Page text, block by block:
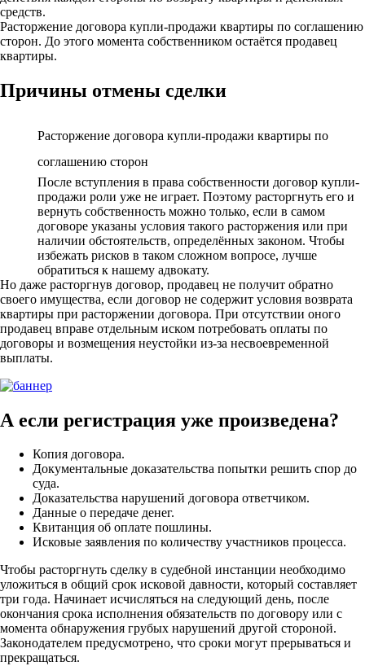
средств.
Расторжение договора купли-продажи квартиры по соглашению
сторон. До этого момента собственником остаётся продавец
квартиры.
Причины отмены сделки
Расторжение договора купли-продажи квартиры по
соглашению сторон
После вступления в права собственности договор купли-
продажи роли уже не играет. Поэтому расторгнуть его и
вернуть собственность можно только, если в самом
договоре указаны условия такого расторжения или при
наличии обстоятельств, определённых законом. Чтобы
избежать рисков в таком сложном вопросе, лучше
обратиться к нашему адвокату.
Но даже расторгнув договор, продавец не получит обратно
своего имущества, если договор не содержит условия возврата
квартиры при расторжении договора. При отсутствии оного
продавец вправе отдельным иском потребовать оплаты по
договоры и возмещения неустойки из-за несвоевременной
выплаты.
А если регистрация уже произведена?
Копия договора.
Документальные доказательства попытки решить спор до
суда.
Доказательства нарушений договора ответчиком.
Данные о передаче денег.
Квитанция об оплате пошлины.
Исковые заявления по количеству участников процесса.
Чтобы расторгнуть сделку в судебной инстанции необходимо
уложиться в общий срок исковой давности, который составляет
три года. Начинает исчисляться на следующий день, после
окончания срока исполнения обязательств по договору или с
момента обнаружения грубых нарушений другой стороной.
Законодателем предусмотрено, что сроки могут прерываться и
прекращаться.